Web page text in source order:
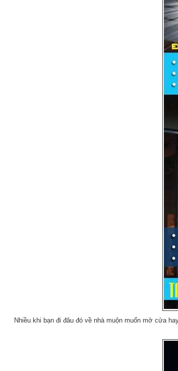
Nhiều khi bạn đi đâu đó về nhà muộn muốn mở cửa